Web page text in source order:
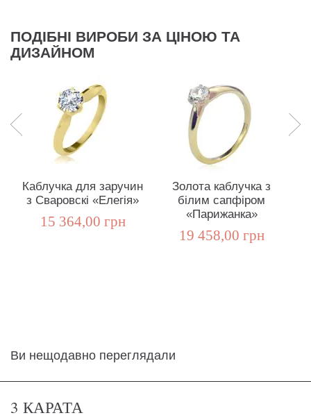
ПОДІБНІ ВИРОБИ ЗА ЦІНОЮ ТА
ДИЗАЙНОМ
Каблучка для заручин
з Сваровскі «Елегія»
15 364,00 грн
Золота каблучка з
білим сапфіром
«Парижанка»
19 458,00 грн
Ви нещодавно переглядали
3 КАРАТА